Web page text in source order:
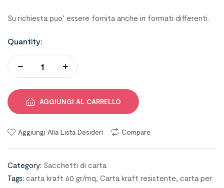
Su richiesta puo’ essere fornita anche in formati differenti.
Quantity:
AGGIUNGI AL CARRELLO
Aggiungi Alla Lista Desideri Compare
Category: Sacchetti di carta
Tags: carta kraft 60 gr/mq, Carta kraft resistente, carta per